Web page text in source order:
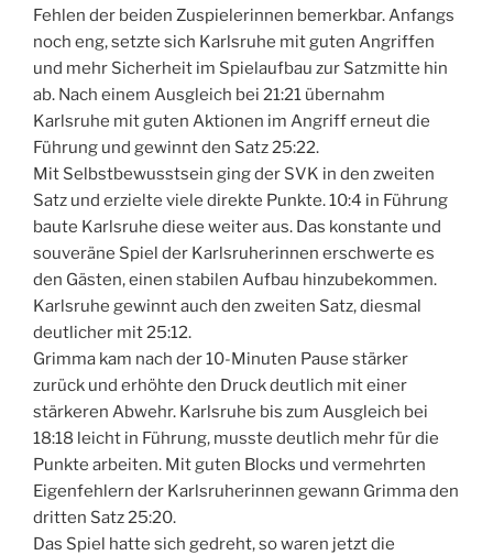
Fehlen der beiden Zuspielerinnen bemerkbar. Anfangs
noch eng, setzte sich Karlsruhe mit guten Angriffen
und mehr Sicherheit im Spielaufbau zur Satzmitte hin
ab. Nach einem Ausgleich bei 21:21 übernahm
Karlsruhe mit guten Aktionen im Angriff erneut die
Führung und gewinnt den Satz 25:22.
Mit Selbstbewusstsein ging der SVK in den zweiten
Satz und erzielte viele direkte Punkte. 10:4 in Führung
baute Karlsruhe diese weiter aus. Das konstante und
souveräne Spiel der Karlsruherinnen erschwerte es
den Gästen, einen stabilen Aufbau hinzubekommen.
Karlsruhe gewinnt auch den zweiten Satz, diesmal
deutlicher mit 25:12.
Grimma kam nach der 10-Minuten Pause stärker
zurück und erhöhte den Druck deutlich mit einer
stärkeren Abwehr. Karlsruhe bis zum Ausgleich bei
18:18 leicht in Führung, musste deutlich mehr für die
Punkte arbeiten. Mit guten Blocks und vermehrten
Eigenfehlern der Karlsruherinnen gewann Grimma den
dritten Satz 25:20.
Das Spiel hatte sich gedreht, so waren jetzt die